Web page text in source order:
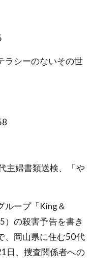
ラシーのないその世
主婦書類送検、「や
ループ「King＆
）の殺害予告を書き
、岡山県に住む50代
日、捜査関係者への